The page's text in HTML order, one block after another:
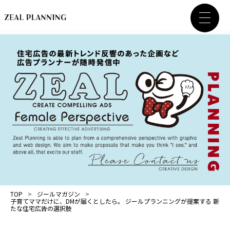
TOP
ジールマガジン
子育てママだけに、DMが届くとしたら。 ジールプランニングが提案する 新
たな住宅広告の選択肢